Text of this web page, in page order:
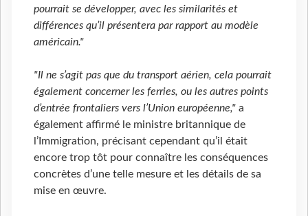
pourrait se développer, avec les similarités et
différences qu’il présentera par rapport au modèle
américain."
"Il ne s’agit pas que du transport aérien, cela pourrait
également concerner les ferries, ou les autres points
d’entrée frontaliers vers l’Union européenne," a
également affirmé le ministre britannique de
l’Immigration, précisant cependant qu’il était
encore trop tôt pour connaître les conséquences
concrètes d’une telle mesure et les détails de sa
mise en œuvre.